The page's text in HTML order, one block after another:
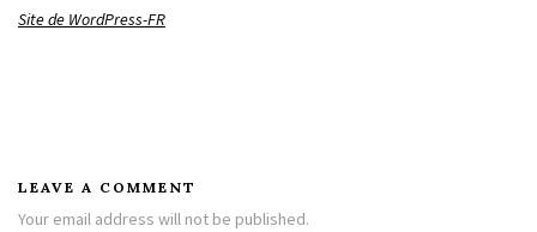
Site de WordPress-FR
LEAVE A COMMENT
Your email address will not be published.